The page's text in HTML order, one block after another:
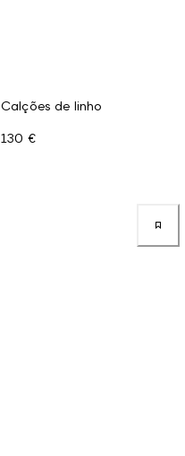
Calções de linho
130 €